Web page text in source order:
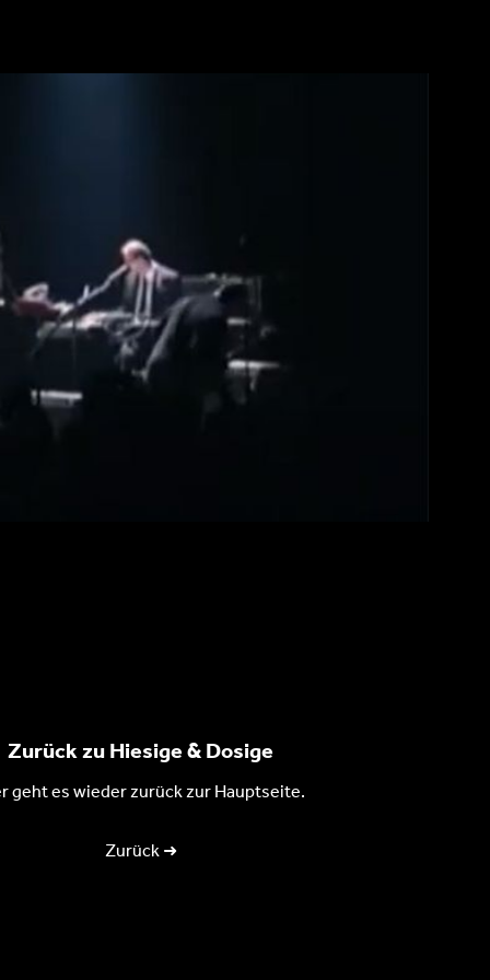
Zurück zu Hiesige & Dosige
geht es wieder zurück zur Hauptseite.
Zurück ➜